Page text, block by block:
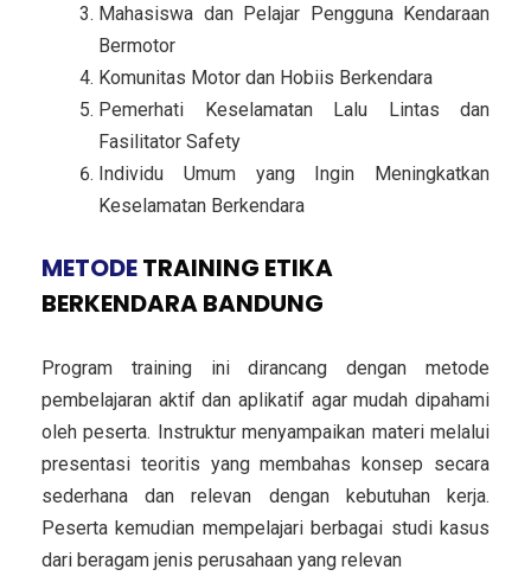
Mahasiswa dan Pelajar Pengguna Kendaraan
Bermotor
Komunitas Motor dan Hobiis Berkendara
Pemerhati Keselamatan Lalu Lintas dan
Fasilitator Safety
Individu Umum yang Ingin Meningkatkan
Keselamatan Berkendara
METODETRAINING ETIKA
BERKENDARA BANDUNG
Program training ini dirancang dengan metode
pembelajaran aktif dan aplikatif agar mudah dipahami
oleh peserta. Instruktur menyampaikan materi melalui
presentasi teoritis yang membahas konsep secara
sederhana dan relevan dengan kebutuhan kerja.
Peserta kemudian mempelajari berbagai studi kasus
dari beragam jenis perusahaan yang relevan